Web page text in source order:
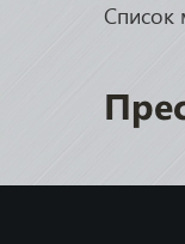
Список